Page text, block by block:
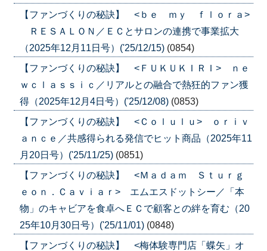
【ファンづくりの秘訣】 <ｂｅ ｍｙ ｆｌｏｒａ>
ＲＥＳＡＬＯＮ／ＥＣとサロンの連携で事業拡大
（2025年12月11日号）('25/12/15) (0854)
【ファンづくりの秘訣】 <ＦＵＫＵＫＩＲＩ> ｎｅ
ｗｃｌａｓｓｉｃ／リアルとの融合で熱狂的ファン獲
得（2025年12月4日号）('25/12/08) (0853)
【ファンづくりの秘訣】 <Ｃｏｌｕｌｕ> ｏｒｉｖ
ａｎｃｅ／共感得られる発信でヒット商品（2025年11
月20日号）('25/11/25) (0851)
【ファンづくりの秘訣】 <Ｍａｄａｍ Ｓｔｕｒｇ
ｅｏｎ．Ｃａｖｉａｒ> エムエスドットシー／「本
物」のキャビアを食卓へＥＣで顧客との絆を育む（20
25年10月30日号）('25/11/01) (0848)
【ファンづくりの秘訣】 <梅体験専門店「蝶矢」オ